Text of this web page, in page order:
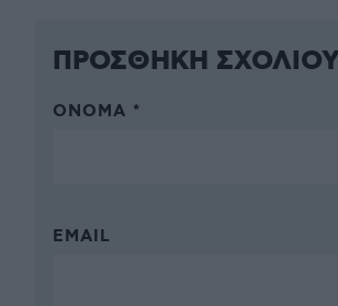
ΠΡΟΣΘΗΚΗ ΣΧΟΛΙΟΥ
ΌΝΟΜΑ *
EMAIL